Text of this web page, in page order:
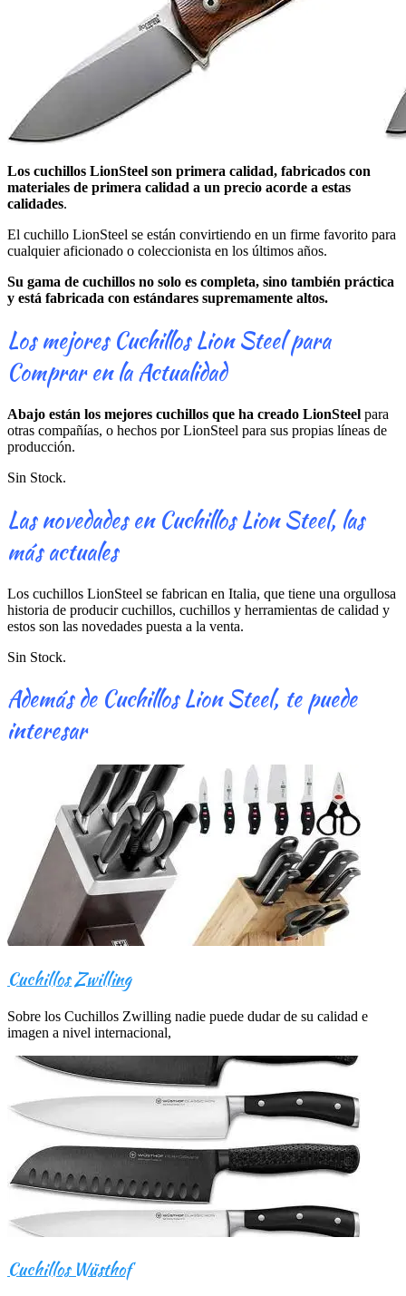
Los cuchillos LionSteel son primera calidad, fabricados con
materiales de primera calidad a un precio acorde a estas
calidades.
El cuchillo LionSteel se están convirtiendo en un firme favorito para
cualquier aficionado o coleccionista en los últimos años.
Su gama de cuchillos no solo es completa, sino también práctica
y está fabricada con estándares supremamente altos.
Los mejores Cuchillos Lion Steel para
Comprar en la Actualidad
Abajo están los mejores cuchillos que ha creado LionSteel para
otras compañías, o hechos por LionSteel para sus propias líneas de
producción.
Sin Stock.
Las novedades en Cuchillos Lion Steel, las
más actuales
Los cuchillos LionSteel se fabrican en Italia, que tiene una orgullosa
historia de producir cuchillos, cuchillos y herramientas de calidad y
estos son las novedades puesta a la venta.
Sin Stock.
Además de Cuchillos Lion Steel, te puede
interesar
Cuchillos Zwilling
Sobre los Cuchillos Zwilling nadie puede dudar de su calidad e
imagen a nivel internacional,
Cuchillos Wüsthof